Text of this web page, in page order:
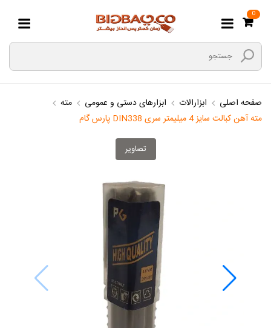
0
صفحه اصلی ابزارالات ابزارهای دستی و عمومی
مته
مته آهن کبالت سایز 4 میلیمتر سری DIN338 پارس گام
تصاویر